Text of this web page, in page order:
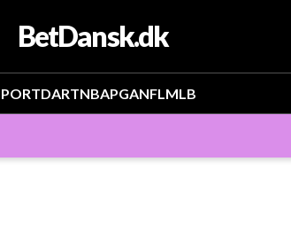
BetDansk.dk
DARTNBAPGANFLMLB